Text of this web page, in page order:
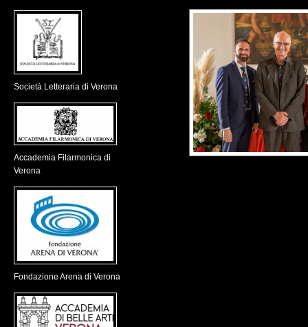
Società Letteraria di Verona
Accademia Filarmonica di
Verona
Fondazione Arena di Verona